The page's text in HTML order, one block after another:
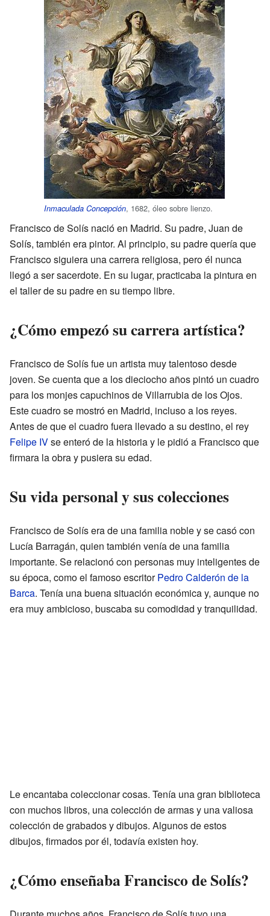
Inmaculada Concepción, 1682, óleo sobre lienzo.
Francisco de Solís nació en Madrid. Su padre, Juan de
Solís, también era pintor. Al principio, su padre quería que
Francisco siguiera una carrera religiosa, pero él nunca
llegó a ser sacerdote. En su lugar, practicaba la pintura en
el taller de su padre en su tiempo libre.
¿Cómo empezó su carrera artística?
Francisco de Solís fue un artista muy talentoso desde
joven. Se cuenta que a los dieciocho años pintó un cuadro
para los monjes capuchinos de Villarrubia de los Ojos.
Este cuadro se mostró en Madrid, incluso a los reyes.
Antes de que el cuadro fuera llevado a su destino, el rey
Felipe IVse enteró de la historia y le pidió a Francisco que
firmara la obra y pusiera su edad.
Su vida personal y sus colecciones
Francisco de Solís era de una familia noble y se casó con
Lucía Barragán, quien también venía de una familia
importante. Se relacionó con personas muy inteligentes de
su época, como el famoso escritorPedro Calderón de la
Barca. Tenía una buena situación económica y, aunque no
era muy ambicioso, buscaba su comodidad y tranquilidad.
Le encantaba coleccionar cosas. Tenía una gran biblioteca
con muchos libros, una colección de armas y una valiosa
colección de grabados y dibujos. Algunos de estos
dibujos, firmados por él, todavía existen hoy.
¿Cómo enseñaba Francisco de Solís?